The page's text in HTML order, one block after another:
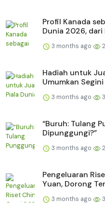
Profil Kanada
Dunia 2026, dari
3 months ago
Hadiah untuk
Umumkan Segini
3 months ago
“Buruh: Tulang
Dipunggungi?”
3 months ago
Pengeluaran
Yuan, Dorong
3 months ago